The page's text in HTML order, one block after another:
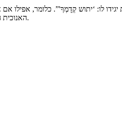
לו: ‘יתוש קְדָמְךָ'”. כלומר, אפילו
האנוכית היות והוא חלק ממערכת קולקטיבית אחת, לכן הוא זקוק לעקיצה כדי להזכיר לו את מקומו בבריאה.